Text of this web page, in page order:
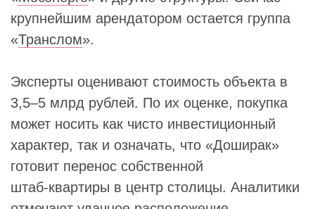
крупнейшим арендатором остается группа
«Транслом».
Эксперты оценивают стоимость объекта в
3,5–5 млрд рублей. По их оценке, покупка
может носить как чисто инвестиционный
характер, так и означать, что «Доширак»
готовит перенос собственной
штаб‑квартиры в центр столицы. Аналитики